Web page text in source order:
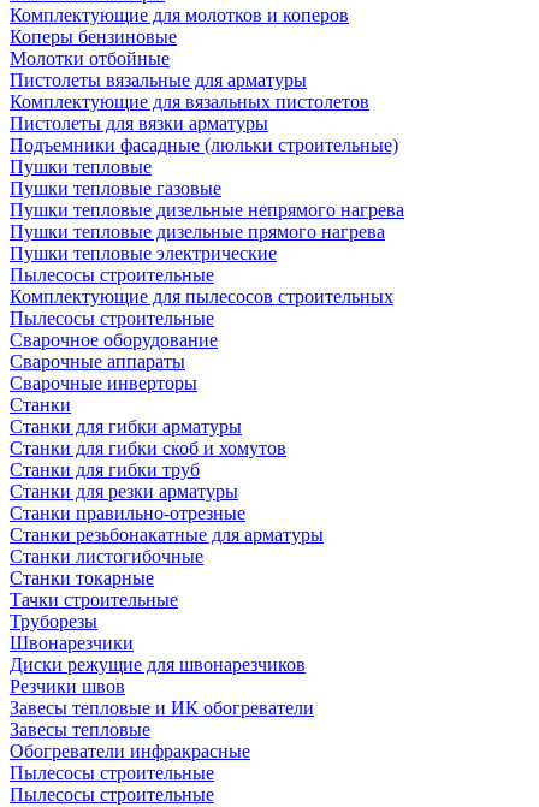
Комплектующие для молотков и коперов
Коперы бензиновые
Молотки отбойные
Пистолеты вязальные для арматуры
Комплектующие для вязальных пистолетов
Пистолеты для вязки арматуры
Подъемники фасадные (люльки строительные)
Пушки тепловые
Пушки тепловые газовые
Пушки тепловые дизельные непрямого нагрева
Пушки тепловые дизельные прямого нагрева
Пушки тепловые электрические
Пылесосы строительные
Комплектующие для пылесосов строительных
Пылесосы строительные
Сварочное оборудование
Сварочные аппараты
Сварочные инверторы
Станки
Станки для гибки арматуры
Станки для гибки скоб и хомутов
Станки для гибки труб
Станки для резки арматуры
Станки правильно-отрезные
Станки резьбонакатные для арматуры
Станки листогибочные
Станки токарные
Тачки строительные
Труборезы
Швонарезчики
Диски режущие для швонарезчиков
Резчики швов
Завесы тепловые и ИК обогреватели
Завесы тепловые
Обогреватели инфракрасные
Пылесосы строительные
Пылесосы строительные